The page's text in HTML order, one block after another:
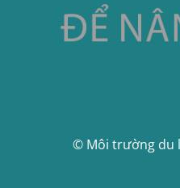
© Môi trường du